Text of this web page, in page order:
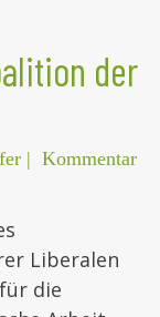
der
| Kommentar
Liberalen
die